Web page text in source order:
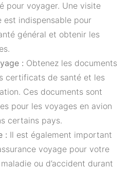
pour voyager. Une visite
est indispensable pour
général et obtenir les
: Obtenez les documents
certificats de santé et les
Ces documents sont
pour les voyages en avion
certains pays.
: Il est également important
voyage pour votre
ou d’accident durant